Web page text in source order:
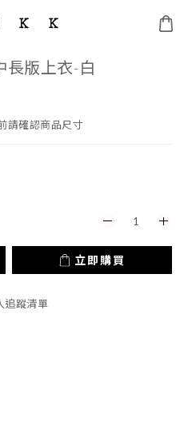
長版上衣-白
請確認商品尺寸
立即購買
追蹤清單